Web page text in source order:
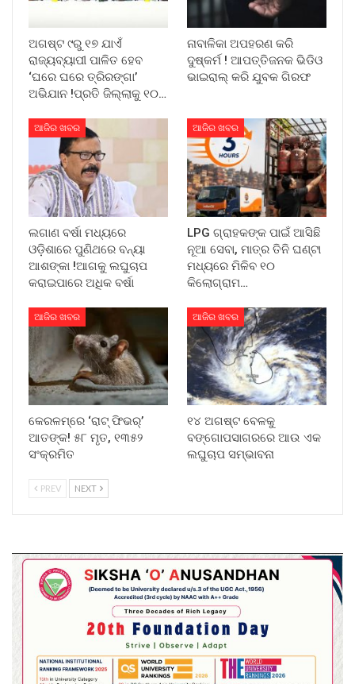
ଅଗଷ୍ଟ ୯ରୁ ୧୭ ଯାଏଁ
ରାଜ୍ୟବ୍ୟାପୀ ପାଳିତ ହେବ
‘ଘରେ ଘରେ ତ୍ରିରଙ୍ଗା’
ଅଭିଯାନ !ପ୍ରତି ଜିଲ୍ଲାକୁ ୧୦…
ନାବାଳିକା ଅପହରଣ କରି
ଦୁଷ୍କର୍ମ ! ଆପତ୍ତିଜନକ ଭିଡିଓ
ଭାଇରାଲ୍ କରି ଯୁବକ ଗିରଫ
ଆଜିର ଖବର
ଲଗାଣ ବର୍ଷା ମଧ୍ୟରେ
ଓଡ଼ିଶାରେ ପୁଣିଥରେ ବନ୍ୟା
ଆଶଙ୍କା !ଆଗକୁ ଲଘୁଚାପ
କରାଇପାରେ ଅଧିକ ବର୍ଷା
ଆଜିର ଖବର
LPG ଗ୍ରାହକଙ୍କ ପାଇଁ ଆସିଛି
ନୂଆ ସେବା, ମାତ୍ର ତିନି ଘଣ୍ଟା
ମଧ୍ୟରେ ମିଳିବ ୧୦
କିଲୋଗ୍ରାମ…
ଆଜିର ଖବର
କେରଳମ୍‌ରେ ‘ରାଟ୍ ଫିଭର୍’
ଆତଙ୍କ! ୫୮ ମୃତ, ୧୩୫୨
ସଂକ୍ରମିତ
ଆଜିର ଖବର
୧୪ ଅଗଷ୍ଟ ବେଳକୁ
ବଙ୍ଗୋପସାଗରରେ ଆଉ ଏକ
ଲଘୁଚାପ ସମ୍ଭାବନା
PREV NEXT